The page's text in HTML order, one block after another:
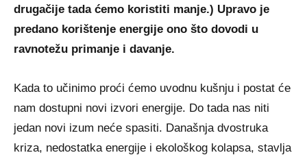
drugačije tada ćemo koristiti manje.) Upravo je
predano korištenje energije ono što dovodi u
ravnotežu primanje i davanje.
Kada to učinimo proći ćemo uvodnu kušnju i postat će
nam dostupni novi izvori energije. Do tada nas niti
jedan novi izum neće spasiti. Današnja dvostruka
kriza, nedostatka energije i ekološkog kolapsa, stavlja